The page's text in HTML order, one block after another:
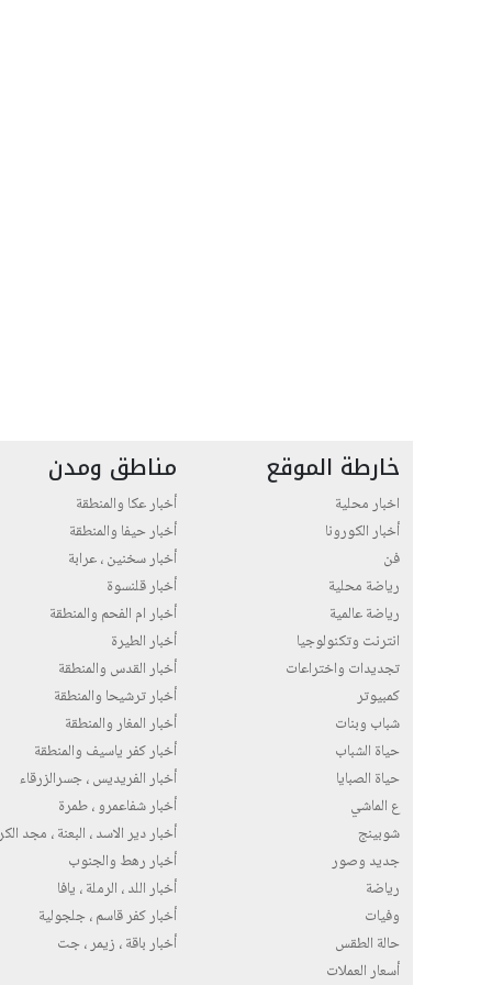
خارطة الموقع
اخبار محلية
أخبار الكورونا
فن
رياضة محلية
رياضة عالمية
انترنت وتكنولوجيا
تجديدات واختراعات
كمبيوتر
شباب وبنات
حياة الشباب
حياة الصبايا
ع الماشي
شوبينج
جديد وصور
رياضة
وفيات
حالة الطقس
أسعار العملات
مناطق ومدن
أخبار عكا والمنطقة
أخبار حيفا والمنطقة
أخبار سخنين ، عرابة
أخبار قلنسوة
أخبار ام الفحم والمنطقة
أخبار الطيرة
أخبار القدس والمنطقة
أخبار ترشيحا والمنطقة
أخبار المغار والمنطقة
أخبار كفر ياسيف والمنطقة
أخبار الفريديس ، جسرالزرقاء
أخبار شفاعمرو ، طمرة
أخبار دير الاسد ، البعنة ، مجد
أخبار رهط والجنوب
أخبار اللد ، الرملة ، يافا
أخبار كفر قاسم ، جلجولية
أخبار باقة ، زيمر ، جت